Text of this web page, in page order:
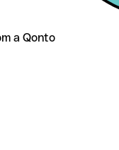
a Qonto